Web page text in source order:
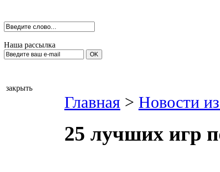
Наша рассылка
закрыть
Главная > Новости
25 лучших игр